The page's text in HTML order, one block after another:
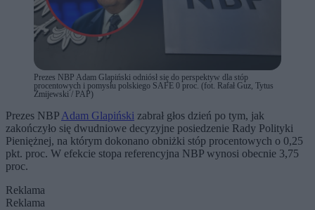
Prezes NBP Adam Glapiński odniósł się do perspektyw dla stóp
procentowych i pomysłu polskiego SAFE 0 proc. (fot. Rafał Guz, Tytus
Żmijewski / PAP)
Prezes NBP Adam Glapiński zabrał głos dzień po tym, jak
zakończyło się dwudniowe decyzyjne posiedzenie Rady Polityki
Pieniężnej, na którym dokonano obniżki stóp procentowych o 0,25
pkt. proc. W efekcie stopa referencyjna NBP wynosi obecnie 3,75
proc.
Reklama
Reklama